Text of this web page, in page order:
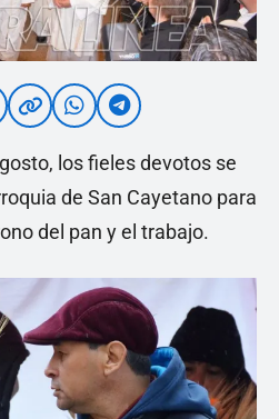
los fieles devotos se
de San Cayetano para
del pan y el trabajo.